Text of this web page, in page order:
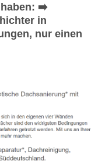
➡️
in
nur einen